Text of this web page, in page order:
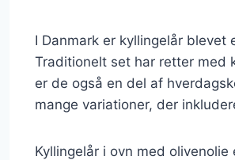
I Danmark er kyllingelår
Traditionelt set har retter med
er de også en del af
mange variationer, der
Kyllingelår i ovn med